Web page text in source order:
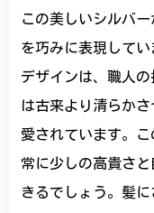
この美しいシルバ
を巧みに表現して
デザインは、職人
は古来より清らか
愛されています。
常に少しの高貴さ
きるでしょう。髪